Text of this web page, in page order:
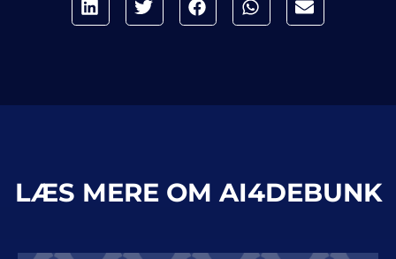
LÆS MERE OM AI4DEBUNK